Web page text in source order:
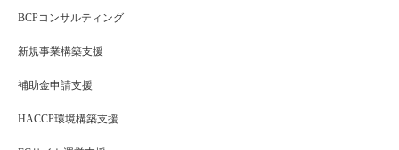
BCPコンサルティング
新規事業構築支援
補助金申請支援
HACCP環境構築支援